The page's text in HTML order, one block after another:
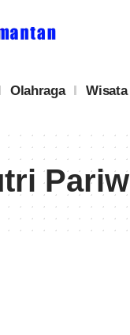
Olahraga Wisata